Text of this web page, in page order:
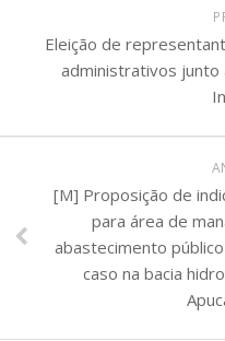
Eleição de
administrativos junto
[M] Proposição de
para área de
abastecimento
caso na bacia